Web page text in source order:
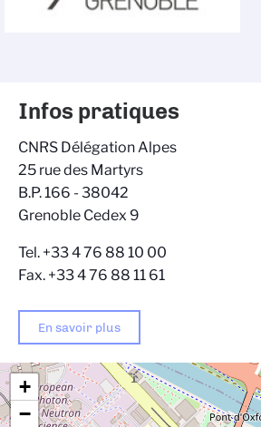
+
−
Infos pratiques
CNRS Délégation Alpes
25 rue des Martyrs
B.P. 166 - 38042
Grenoble Cedex 9
Tel. +33 4 76 88 10 00
Fax. +33 4 76 88 11 61
En savoir plus